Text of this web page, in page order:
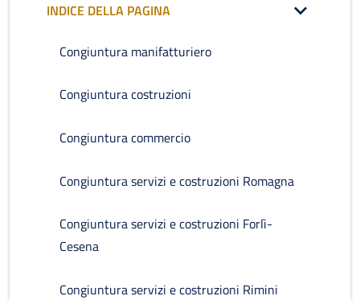
INDICE DELLA PAGINA
Congiuntura manifatturiero
Congiuntura costruzioni
Congiuntura commercio
Congiuntura servizi e costruzioni Romagna
Congiuntura servizi e costruzioni Forlì-
Cesena
Congiuntura servizi e costruzioni Rimini